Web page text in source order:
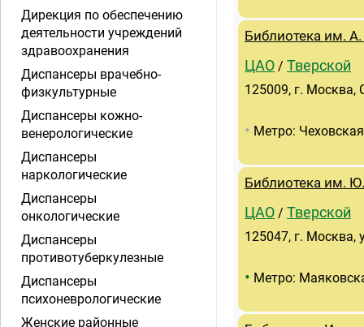
Библиотека им.
ЦАО / Тверской
125009, г. Москва,
• Метро: Чеховская
Библиотека им.
ЦАО / Тверской
125047, г. Москва,
• Метро:
Дирекция по обеспечению
деятельности учреждений
здравоохранения
Диспансеры врачебно-
физкультурные
Диспансеры кожно-
венерологические
Диспансеры
наркологические
Диспансеры
онкологические
Диспансеры
противотуберкулезные
Диспансеры
психоневрологические
Женские районные